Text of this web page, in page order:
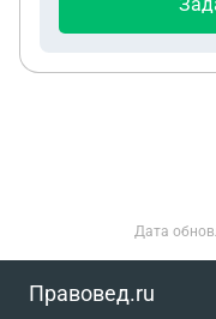
после окончания
вреда здоровью)
Но они начнут
полного излечения
Дата
Правовед.ru